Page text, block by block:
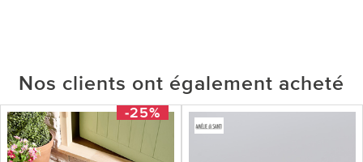
Nos clients ont également acheté
-25%